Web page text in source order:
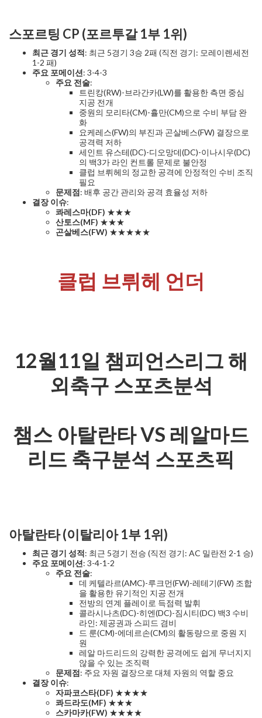
스포르팅 CP (포르투갈 1부 1위)
최근 경기 성적: 최근 5경기 3승 2패 (직전 경기: 모레이렌세전
1-2 패)
주요 포메이션: 3-4-3
주요 전술:
트린캉(RW)-브라간카(LW)를 활용한 측면 중심
지공 전개
중원의 모리타(CM)-휼만(CM)으로 수비 부담 완
화
요케레스(FW)의 부진과 곤살베스(FW) 결장으로
공격력 저하
세인트 유스테(DC)-디오망데(DC)-이나시우(DC)
의 백3가 라인 컨트롤 문제로 불안정
클럽 브뤼헤의 정교한 공격에 안정적인 수비 조직
필요
문제점: 배후 공간 관리와 공격 효율성 저하
결장 이슈:
콰레스마(DF) ★★★
산토스(MF) ★★★
곤살베스(FW) ★★★★★
클럽 브뤼헤 언더
12월11일 챔피언스리그 해
외축구 스포츠분석
챔스 아탈란타 VS 레알마드
리드 축구분석 스포츠픽
아탈란타 (이탈리아 1부 1위)
최근 경기 성적: 최근 5경기 전승 (직전 경기: AC 밀란전 2-1 승)
주요 포메이션: 3-4-1-2
주요 전술:
데 케텔라르(AMC)-루크먼(FW)-레테기(FW) 조합
을 활용한 유기적인 지공 전개
전방의 연계 플레이로 득점력 발휘
콜라시나츠(DC)-히엔(DC)-짐시티(DC) 백3 수비
라인: 제공권과 스피드 겸비
드 룬(CM)-에데르손(CM)의 활동량으로 중원 지
원
레알 마드리드의 강력한 공격에도 쉽게 무너지지
않을 수 있는 조직력
문제점: 주요 자원 결장으로 대체 자원의 역할 중요
결장 이슈:
자파코스타(DF) ★★★★
콰드라도(MF) ★★★
스카마카(FW) ★★★★